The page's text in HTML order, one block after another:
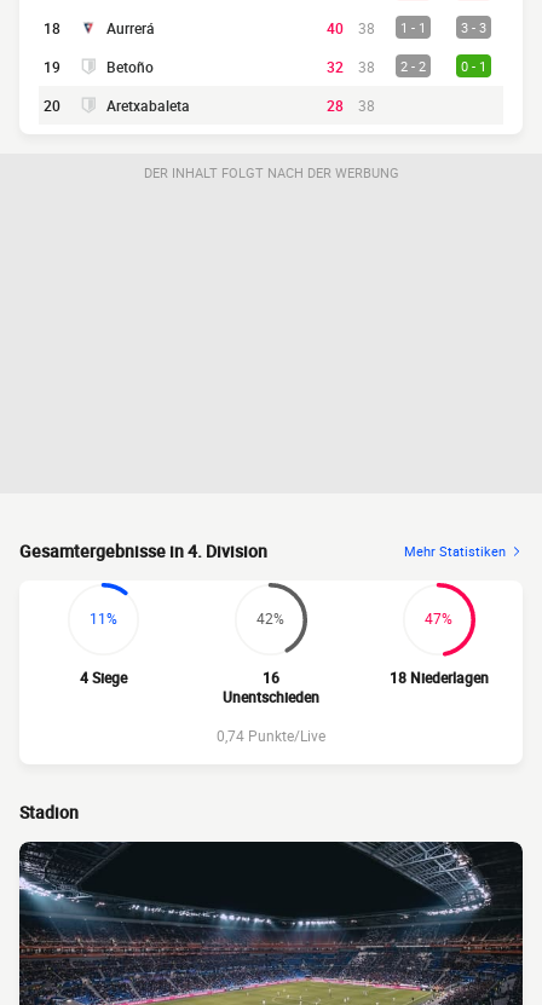
18 Aurrerá 40 38 1 - 1 3 - 3
19 Betoño 32 38 2 - 2 0 - 1
20 Aretxabaleta 28 38
DER INHALT FOLGT NACH DER WERBUNG
Gesamtergebnisse in 4. Division Mehr Statistiken
11%
4 Siege
42%
16
Unentschieden
47%
18 Niederlagen
0,74 Punkte/Live
Stadion